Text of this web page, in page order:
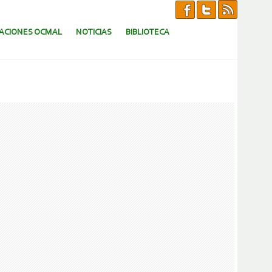
OCMAL NOTICIAS BIBLIOTECA